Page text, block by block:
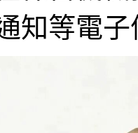
知等電